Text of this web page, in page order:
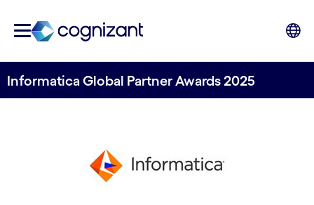
Informatica Global Partner Awards 2025